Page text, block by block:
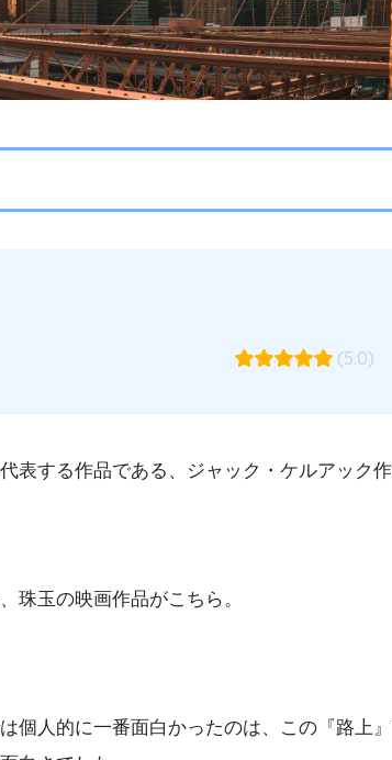
(5.0)
表する作品である、ジャック・ケルアック
珠玉の映画作品がこちら。
個人的に一番面白かったのは、この『路上